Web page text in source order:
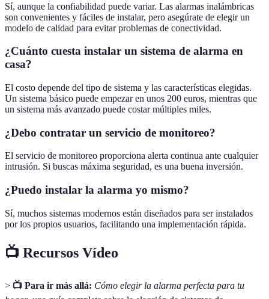
Sí, aunque la confiabilidad puede variar. Las alarmas inalámbricas
son convenientes y fáciles de instalar, pero asegúrate de elegir un
modelo de calidad para evitar problemas de conectividad.
¿Cuánto cuesta instalar un sistema de alarma en
casa?
El costo depende del tipo de sistema y las características elegidas.
Un sistema básico puede empezar en unos 200 euros, mientras que
un sistema más avanzado puede costar múltiples miles.
¿Debo contratar un servicio de monitoreo?
El servicio de monitoreo proporciona alerta continua ante cualquier
intrusión. Si buscas máxima seguridad, es una buena inversión.
¿Puedo instalar la alarma yo mismo?
Sí, muchos sistemas modernos están diseñados para ser instalados
por los propios usuarios, facilitando una implementación rápida.
📺 Recursos Vídeo
> 📺 Para ir más allá: Cómo elegir la alarma perfecta para tu